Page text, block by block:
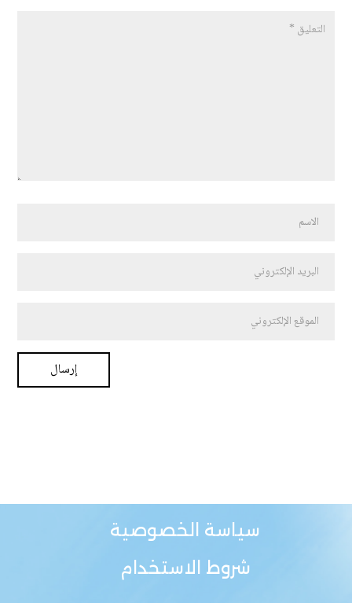
سياسة الخصوصية
شروط الاستخدام